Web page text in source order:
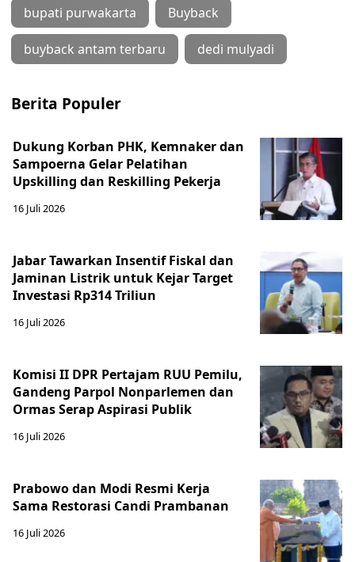
bupati purwakarta Buyback
buyback antam terbaru dedi mulyadi
Berita Populer
Dukung Korban PHK, Kemnaker dan
Sampoerna Gelar Pelatihan
Upskilling dan Reskilling Pekerja
16 Juli 2026
Jabar Tawarkan Insentif Fiskal dan
Jaminan Listrik untuk Kejar Target
Investasi Rp314 Triliun
16 Juli 2026
Komisi II DPR Pertajam RUU Pemilu,
Gandeng Parpol Nonparlemen dan
Ormas Serap Aspirasi Publik
16 Juli 2026
Prabowo dan Modi Resmi Kerja
Sama Restorasi Candi Prambanan
16 Juli 2026